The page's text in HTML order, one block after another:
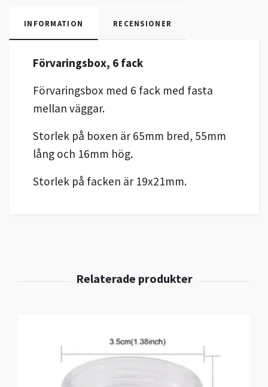
INFORMATION RECENSIONER
Förvaringsbox, 6 fack
Förvaringsbox med 6 fack med fasta
mellan väggar.
Storlek på boxen är 65mm bred, 55mm
lång och 16mm hög.
Storlek på facken är 19x21mm.